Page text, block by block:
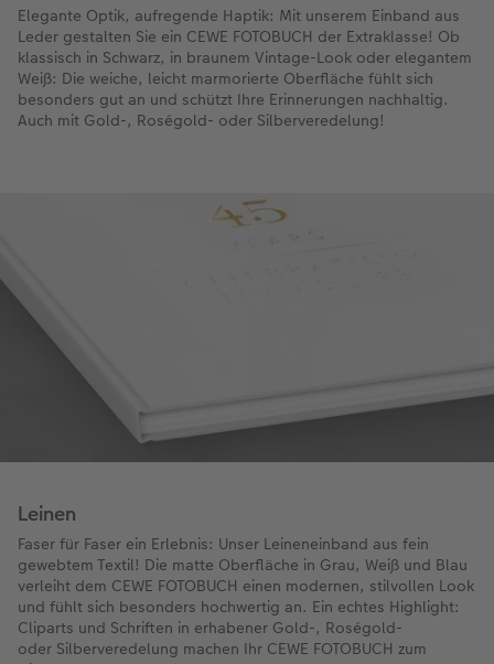
Elegante Optik, aufregende Haptik: Mit unserem Einband aus
Leder gestalten Sie ein CEWE FOTOBUCH der Extraklasse! Ob
klassisch in Schwarz, in braunem Vintage-Look oder elegantem
Weiß: Die weiche, leicht marmorierte Oberfläche fühlt sich
besonders gut an und schützt Ihre Erinnerungen nachhaltig.
Auch mit Gold-, Roségold- oder Silberveredelung!
Leinen
Faser für Faser ein Erlebnis: Unser Leineneinband aus fein
gewebtem Textil! Die matte Oberfläche in Grau, Weiß und Blau
verleiht dem CEWE FOTOBUCH einen modernen, stilvollen Look
und fühlt sich besonders hochwertig an. Ein echtes Highlight:
Cliparts und Schriften in erhabener Gold-, Roségold-
oder Silberveredelung machen Ihr CEWE FOTOBUCH zum